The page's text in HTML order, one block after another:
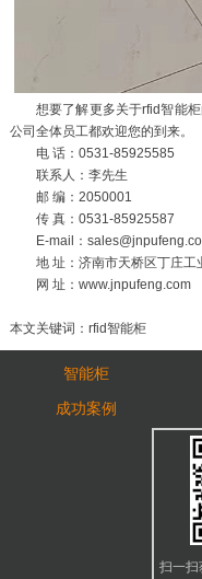
想要了解更多关于rfid智能
公司全体员工都欢迎您的到来。
电 话：0531-85925585
联系人：李先生
邮 编：2050001
传 真：0531-85925587
E-mail：
地 址：济南市天桥区丁庄工
网 址：www.jnpufeng.com
本文关键词：rfid智能柜
智能柜
成功案例
扫一扫